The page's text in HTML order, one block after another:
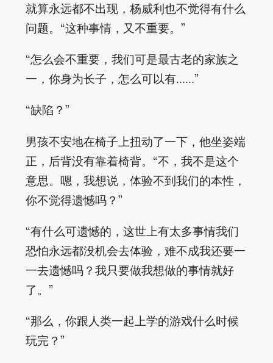
就算永远都不出现，杨威利也不觉得有什么
问题。“这种事情，又不重要。”
“怎么会不重要，我们可是最古老的家族之
一，你身为长子，怎么可以有……”
“缺陷？”
男孩不安地在椅子上扭动了一下，他坐姿端
正，后背没有靠着椅背。“不，我不是这个
意思。嗯，我想说，体验不到我们的本性，
你不觉得遗憾吗？”
“有什么可遗憾的，这世上有太多事情我们
恐怕永远都没机会去体验，难不成我还要一
一去遗憾吗？我只要做我想做的事情就好
了。”
“那么，你跟人类一起上学的游戏什么时候
玩完？”